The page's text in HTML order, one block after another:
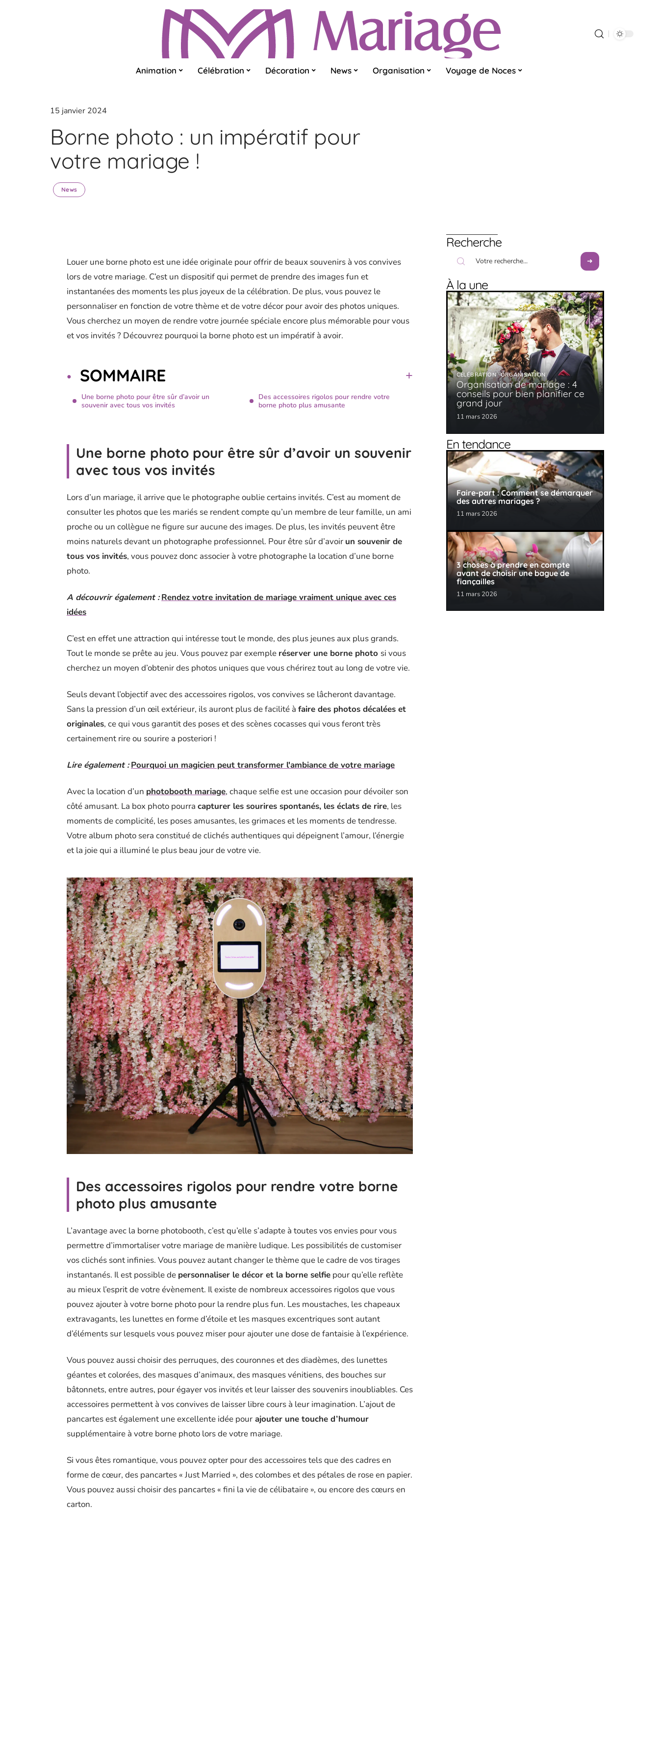
Animation Célébration Décoration News Organisation Voyage de Noces
15 janvier 2024
Borne photo : un impératif pour
votre mariage !
News
Louer une borne photo est une idée originale pour offrir de beaux souvenirs à vos convives
lors de votre mariage. C’est un dispositif qui permet de prendre des images fun et
instantanées des moments les plus joyeux de la célébration. De plus, vous pouvez le
personnaliser en fonction de votre thème et de votre décor pour avoir des photos uniques.
Vous cherchez un moyen de rendre votre journée spéciale encore plus mémorable pour vous
et vos invités ? Découvrez pourquoi la borne photo est un impératif à avoir.
SOMMAIRE
Une borne photo pour être sûr d’avoir un
souvenir avec tous vos invités
Des accessoires rigolos pour rendre votre
borne photo plus amusante
Une borne photo pour être sûr d’avoir un souvenir
avec tous vos invités
Lors d’un mariage, il arrive que le photographe oublie certains invités. C’est au moment de
consulter les photos que les mariés se rendent compte qu’un membre de leur famille, un ami
proche ou un collègue ne figure sur aucune des images. De plus, les invités peuvent être
moins naturels devant un photographe professionnel. Pour être sûr d’avoir un souvenir de
tous vos invités, vous pouvez donc associer à votre photographe la location d’une borne
photo.
A découvrir également : Rendez votre invitation de mariage vraiment unique avec ces
idées
C’est en effet une attraction qui intéresse tout le monde, des plus jeunes aux plus grands.
Tout le monde se prête au jeu. Vous pouvez par exemple réserver une borne photo si vous
cherchez un moyen d’obtenir des photos uniques que vous chérirez tout au long de votre vie.
Seuls devant l’objectif avec des accessoires rigolos, vos convives se lâcheront davantage.
Sans la pression d’un œil extérieur, ils auront plus de facilité à faire des photos décalées et
originales, ce qui vous garantit des poses et des scènes cocasses qui vous feront très
certainement rire ou sourire a posteriori !
Lire également : Pourquoi un magicien peut transformer l'ambiance de votre mariage
Avec la location d’un photobooth mariage, chaque selfie est une occasion pour dévoiler son
côté amusant. La box photo pourra capturer les sourires spontanés, les éclats de rire, les
moments de complicité, les poses amusantes, les grimaces et les moments de tendresse.
Votre album photo sera constitué de clichés authentiques qui dépeignent l’amour, l’énergie
et la joie qui a illuminé le plus beau jour de votre vie.
Des accessoires rigolos pour rendre votre borne
photo plus amusante
L’avantage avec la borne photobooth, c’est qu’elle s’adapte à toutes vos envies pour vous
permettre d’immortaliser votre mariage de manière ludique. Les possibilités de customiser
vos clichés sont infinies. Vous pouvez autant changer le thème que le cadre de vos tirages
instantanés. Il est possible de personnaliser le décor et la borne selfie pour qu’elle reflète
au mieux l’esprit de votre évènement. Il existe de nombreux accessoires rigolos que vous
pouvez ajouter à votre borne photo pour la rendre plus fun. Les moustaches, les chapeaux
extravagants, les lunettes en forme d’étoile et les masques excentriques sont autant
d’éléments sur lesquels vous pouvez miser pour ajouter une dose de fantaisie à l’expérience.
Vous pouvez aussi choisir des perruques, des couronnes et des diadèmes, des lunettes
géantes et colorées, des masques d’animaux, des masques vénitiens, des bouches sur
bâtonnets, entre autres, pour égayer vos invités et leur laisser des souvenirs inoubliables. Ces
accessoires permettent à vos convives de laisser libre cours à leur imagination. L’ajout de
pancartes est également une excellente idée pour ajouter une touche d’humour
supplémentaire à votre borne photo lors de votre mariage.
Si vous êtes romantique, vous pouvez opter pour des accessoires tels que des cadres en
forme de cœur, des pancartes « Just Married », des colombes et des pétales de rose en papier.
Vous pouvez aussi choisir des pancartes « fini la vie de célibataire », ou encore des cœurs en
carton.
Recherche
À la une
CÉLÉBRATION ORGANISATION
Organisation de mariage : 4
conseils pour bien planifier ce
grand jour
11 mars 2026
En tendance
Faire-part : Comment se démarquer
des autres mariages ?
11 mars 2026
3 choses à prendre en compte
avant de choisir une bague de
fiançailles
11 mars 2026